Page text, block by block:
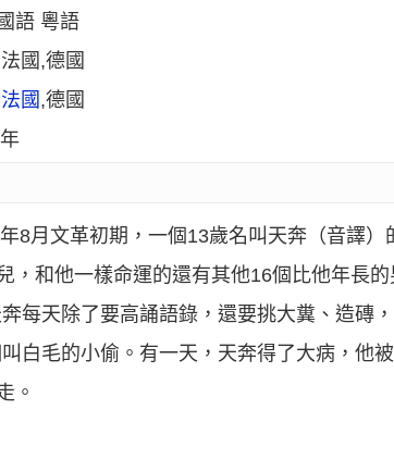
語 粵語
國,德國
法國 ,德國
8月文革初期，一個13歲名叫天奔（音譯
，和他一樣命運的還有其他16個比他年長
奔每天除了要高誦語錄，還要挑大糞、造磚
叫白毛的小偷。有一天，天奔得了大病，
。